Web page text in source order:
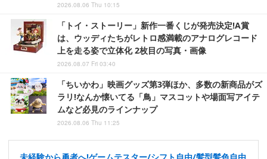
2026.08.06 Thu 10:15
「トイ・ストーリー」新作一番くじが発売決定!A賞
は、ウッディたちがレトロ感満載のアナログレコード
上を走る姿で立体化 2枚目の写真・画像
2026.08.07 Fri 03:40
「ちいかわ」映画グッズ第3弾ほか、多数の新商品がズ
ラリ!なんか懐いてる「鳥」マスコットや場面写アイテ
ムなど必見のラインナップ
2026.08.06 Thu 11:25